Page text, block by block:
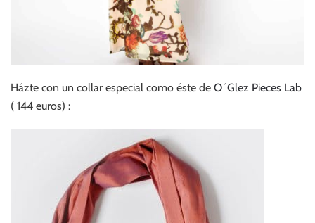
Házte con un collar especial como éste de O´Glez Pieces Lab
( 144 euros) :